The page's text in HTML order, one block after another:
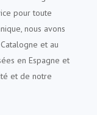
pour toute
nous avons
et au
en Espagne et
et de notre